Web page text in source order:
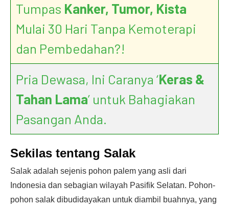
Tumpas Kanker, Tumor, Kista
Mulai 30 Hari Tanpa Kemoterapi
dan Pembedahan?!
Pria Dewasa, Ini Caranya ‘Keras &
Tahan Lama’ untuk Bahagiakan
Pasangan Anda.
Sekilas tentang Salak
Salak adalah sejenis pohon palem yang asli dari
Indonesia dan sebagian wilayah Pasifik Selatan. Pohon-
pohon salak dibudidayakan untuk diambil buahnya, yang